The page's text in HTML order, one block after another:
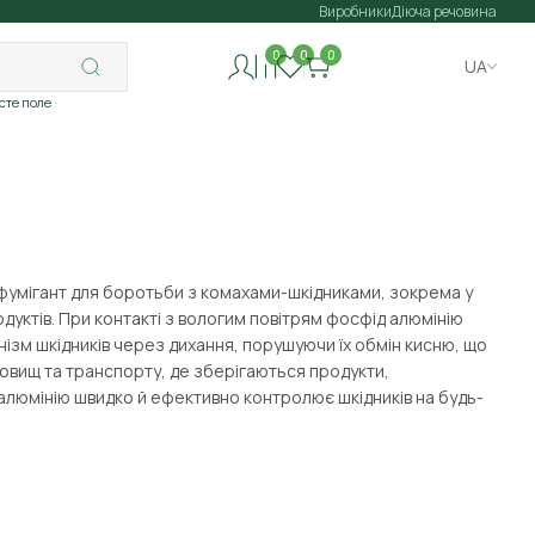
ВиробникиДіюча речовина
поле
0 0 0
UA
для боротьби з комахами-шкідниками, зокрема у
При контакті з вологим повітрям фосфід алюмінію
шкідників через дихання, порушуючи їх обмін кисню, що
та транспорту, де зберігаються продукти,
швидко й ефективно контролює шкідників на будь-